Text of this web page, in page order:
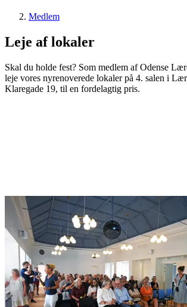
Medlem
Leje af lokaler
Skal du holde fest? Som medlem af Odense
leje vores nyrenoverede lokaler på 4. salen i
Klaregade 19, til en fordelagtig pris.